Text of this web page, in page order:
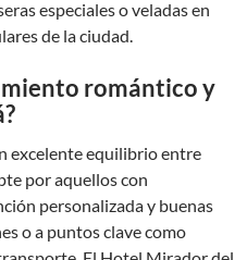
especiales o veladas en
de la ciudad.
romántico y
excelente equilibrio entre
por aquellos con
personalizada y buenas
o a puntos clave como